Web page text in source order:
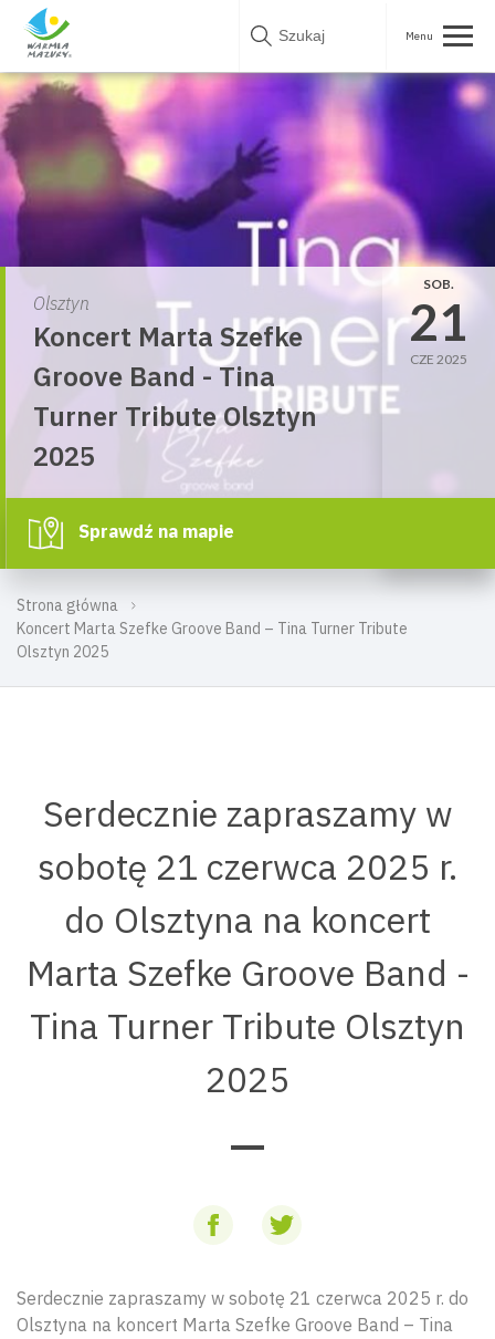
Skip
Strona główna
Koncert Marta Szefke Groove Band – Tina Turner Tribute
Olsztyn 2025
Olsztyn
Koncert Marta Szefke
Groove Band - Tina
Turner Tribute Olsztyn
2025
SOB.
21
CZE 2025
Sprawdź na mapie
Serdecznie zapraszamy w
sobotę 21 czerwca 2025 r.
do Olsztyna na koncert
Marta Szefke Groove Band -
Tina Turner Tribute Olsztyn
2025
Serdecznie zapraszamy w sobotę 21 czerwca 2025 r. do
Olsztyna na koncert Marta Szefke Groove Band – Tina